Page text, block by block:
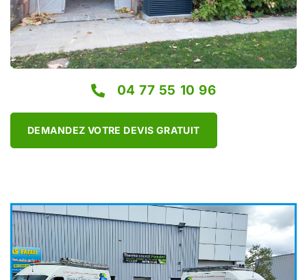
04 77 55 10 96
DEMANDEZ VOTRE DEVIS GRATUIT